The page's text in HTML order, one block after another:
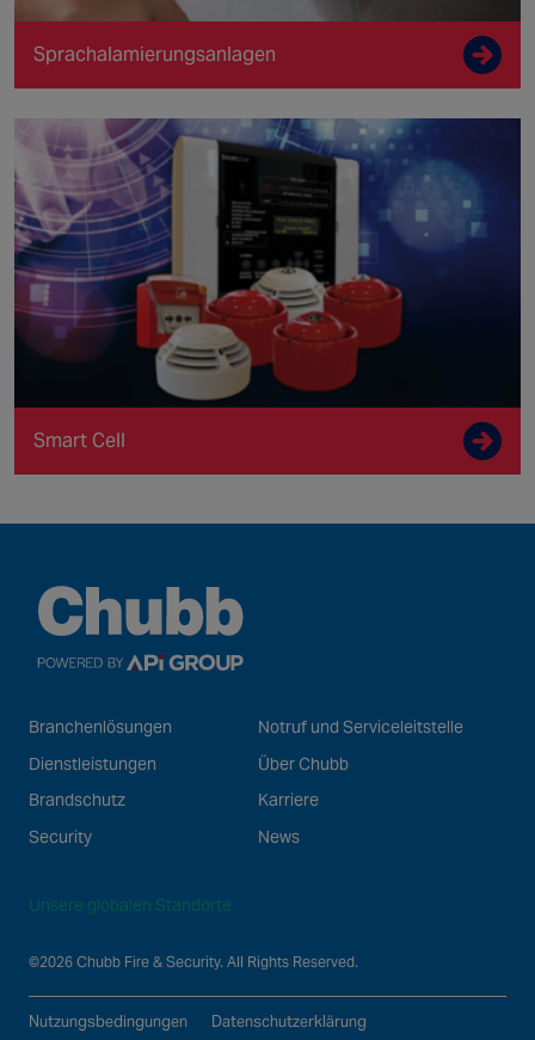
Sprachalamierungsanlagen
Smart Cell
Branchenlösungen
Dienstleistungen
Brandschutz
Security
Notruf und Serviceleitstelle
Über Chubb
Karriere
News
Unsere globalen Standorte
©2026 Chubb Fire & Security. All Rights Reserved.
Nutzungsbedingungen
Datenschutzerklärung